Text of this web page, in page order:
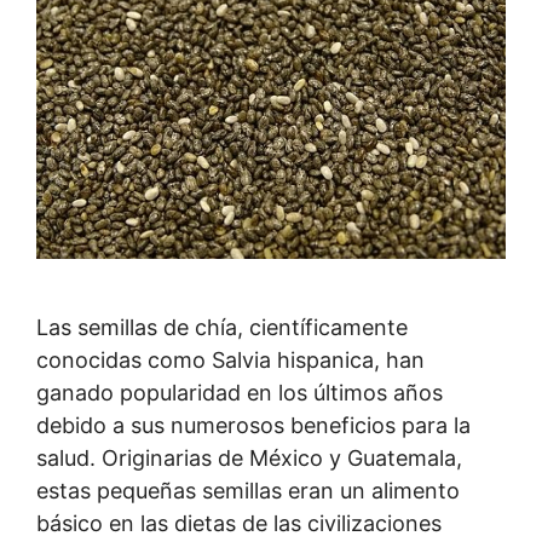
Las semillas de chía, científicamente
conocidas como Salvia hispanica, han
ganado popularidad en los últimos años
debido a sus numerosos beneficios para la
salud. Originarias de México y Guatemala,
estas pequeñas semillas eran un alimento
básico en las dietas de las civilizaciones